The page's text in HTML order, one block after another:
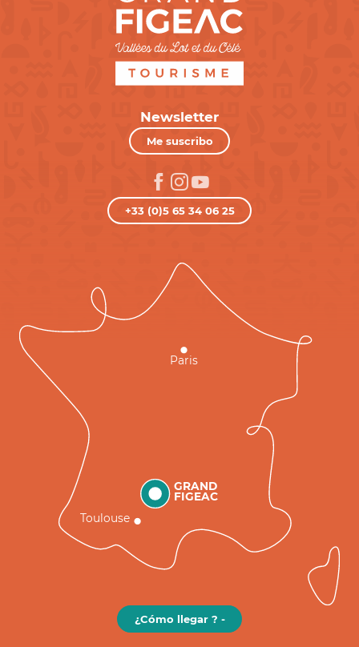
Newsletter
Me suscribo
+33 (0)5 65 34 06 25
GRAND
FIGEAC
Toulouse
Paris
¿Cómo llegar ? -